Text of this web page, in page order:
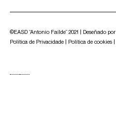
©EASD “Antonio Faílde” 2021 | Deseñado por
Política de Privacidade
Política de cookies